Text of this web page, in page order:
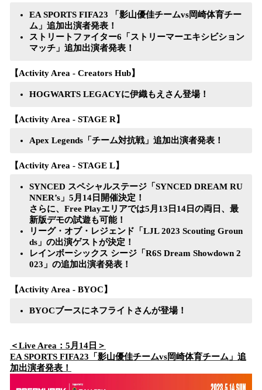
EA SPORTS FIFA23 「影山優佳チームvs岡崎体育チー
ム」追加出演者発表！
ストリートファイター6「ストリーマーエキシビション
マッチ」追加出演者発表！
【Activity Area - Creators Hub】
HOGWARTS LEGACYに伊織もえさん登場！
【Activity Area - STAGE R】
Apex Legends「チーム対抗戦」追加出演者発表！
【Activity Area - STAGE L】
SYNCED スペシャルステージ「SYNCED DREAM RU
NNER’s」5月14日開催決定！
さらに、Free Playエリアでは5月13日14日の両日、最
新版デモの試遊も可能！
リーグ・オブ・レジェンド「LJL 2023 Scouting Groun
ds」の出演ゲストが決定！
レインボーシックス シージ「R6S Dream Showdown 2
023」の追加出演者発表！
【Activity Area - BYOC】
BYOCブースにネフライトさんが登場！
＜Live Area：5月14日＞
EA SPORTS FIFA23「影山優佳チームvs岡崎体育チーム」追
加出演者発表！